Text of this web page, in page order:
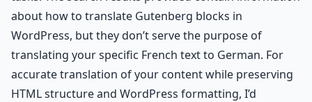
about how to translate Gutenberg blocks in
WordPress, but they don’t serve the purpose of
translating your specific French text to German. For
accurate translation of your content while preserving
HTML structure and WordPress formatting, I’d